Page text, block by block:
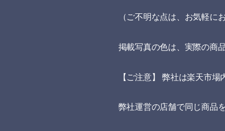
（ご不明な点は、お気軽
掲載写真の色は、実際の商
【ご注意】 弊社は楽天市場
弊社運営の店舗で同じ商品